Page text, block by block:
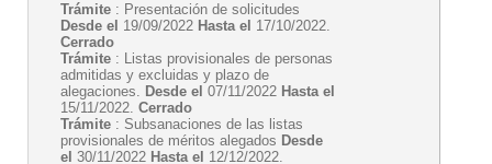
Trámite : Presentación de solicitudes
Desde el 19/09/2022 Hasta el 17/10/2022.
Cerrado
Trámite : Listas provisionales de personas
admitidas y excluidas y plazo de
alegaciones. Desde el 07/11/2022 Hasta el
15/11/2022. Cerrado
Trámite : Subsanaciones de las listas
provisionales de méritos alegados Desde
el 30/11/2022 Hasta el 12/12/2022.